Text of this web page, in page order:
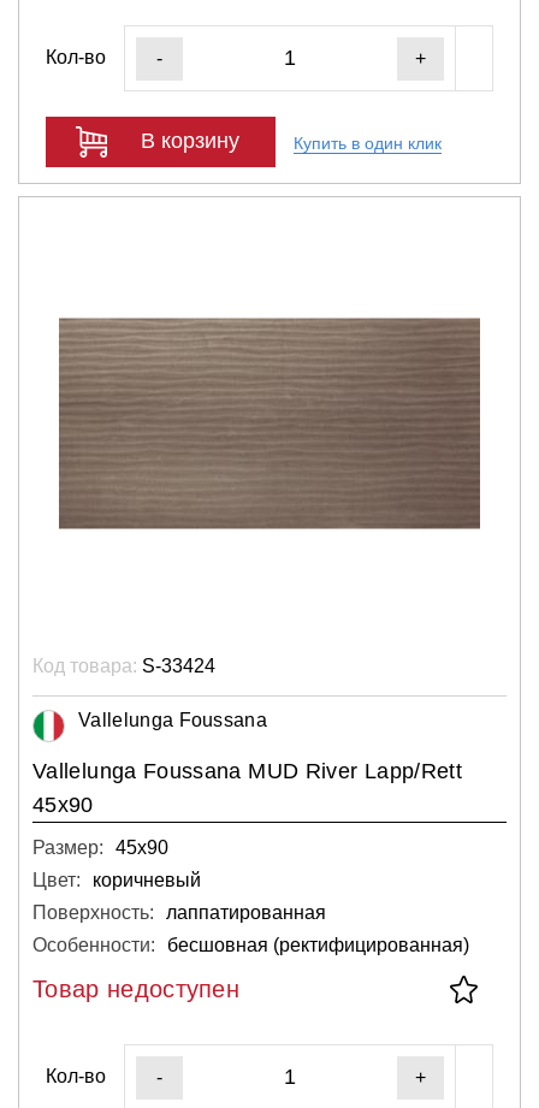
Кол-во - +
В корзину Купить в один клик
Код товара: S-33424
Vallelunga Foussana
Vallelunga Foussana MUD River Lapp/Rett
45x90
Размер:
45х90
Цвет:
коричневый
Поверхность:
лаппатированная
Особенности:
бесшовная (ректифицированная)
Товар недоступен
Кол-во - +